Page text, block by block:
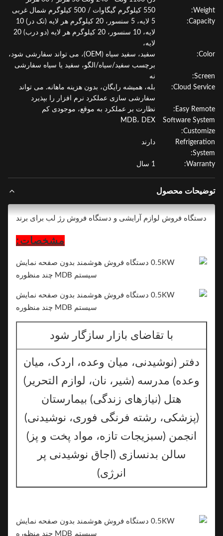
5 لایه، 5 سنسور، 20 کیلوگرم هر لایه (تک در) 10
لایه، 10 سنسور، 20 کیلوگرم هر لایه (دو درب) 20
سفید، سفید سیاه (OEM)، می تواند سفارشی شود،
برچسب سفید/سیاه/الگو، سفید یا سیاه سفارشی
Cloud
بله، همیشه رایگان، بدون هزینه ماهانه. می تواند
سفارشی سازی عملکرد نرم افزار را بپذیرد
Easy
نظارت بر عملکرد به موقع، موجودی کم
Software
MDB، DEX
محصول
دستگاه فروش لوازم آرایشی و دستگاه فروش رژ لب برای برند
مشخصات:
با تقاضای بازار سازگار شود
دفتر (نوشیدنی، میان وعده، اردک، میان
وعده) مدرسه (شیر، نان، لوازم التحریر)
هتل (نیازهای زندگی) بیمارستان
(پزشکی، رشته فرنگی فوری، نوشیدنی)
انجمن (سبزیجات تازه، مواد پخت و پز)
سالن بدنسازی (اجاق نوشیدنی پر
انرژی)